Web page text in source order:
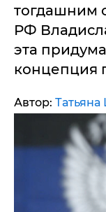
тогдашним
РФ
эта
концепция
Автор: